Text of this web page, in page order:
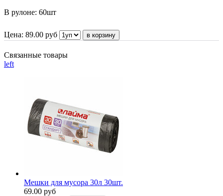
В рулоне: 60шт
Цена: 89.00 руб
Связанные товары
left
Мешки для мусора 30л 30шт.
69.00 руб